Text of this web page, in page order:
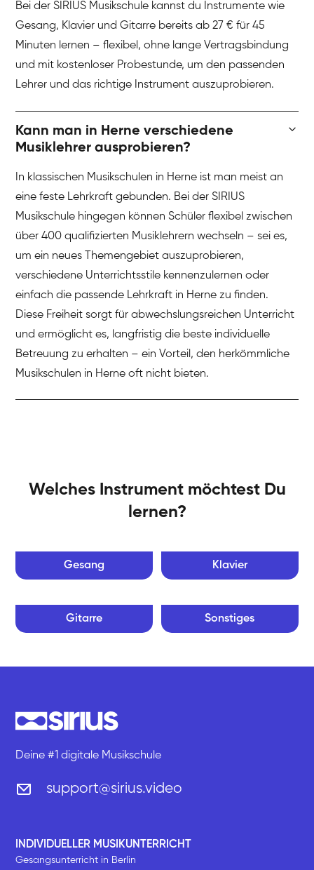
Bei der SIRIUS Musikschule kannst du Instrumente wie
Gesang, Klavier und Gitarre bereits ab 27 € für 45
Minuten lernen – flexibel, ohne lange Vertragsbindung
und mit kostenloser Probestunde, um den passenden
Lehrer und das richtige Instrument auszuprobieren.
Kann man in Herne verschiedene
Musiklehrer ausprobieren?
In klassischen Musikschulen in Herne ist man meist an
eine feste Lehrkraft gebunden. Bei der SIRIUS
Musikschule hingegen können Schüler flexibel zwischen
über 400 qualifizierten Musiklehrern wechseln – sei es,
um ein neues Themengebiet auszuprobieren,
verschiedene Unterrichtsstile kennenzulernen oder
einfach die passende Lehrkraft in Herne zu finden.
Diese Freiheit sorgt für abwechslungsreichen Unterricht
und ermöglicht es, langfristig die beste individuelle
Betreuung zu erhalten – ein Vorteil, den herkömmliche
Musikschulen in Herne oft nicht bieten.
Welches Instrument möchtest Du
lernen?
Gesang Klavier
Gitarre Sonstiges
Deine #1 digitale Musikschule
support@sirius.video
INDIVIDUELLER MUSIKUNTERRICHT
Gesangsunterricht in Berlin